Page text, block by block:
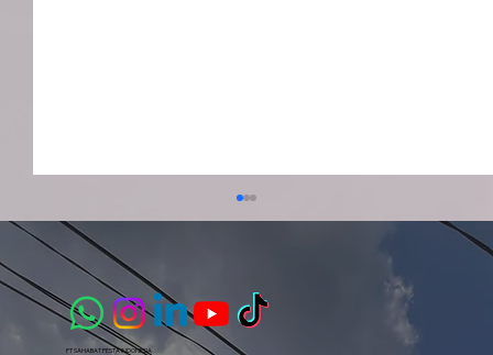
PT SAHABAT PESTA INDONESIA​